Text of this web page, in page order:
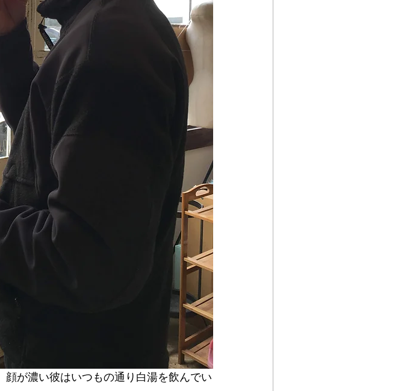
が濃い彼はいつもの通り白湯を飲んでい